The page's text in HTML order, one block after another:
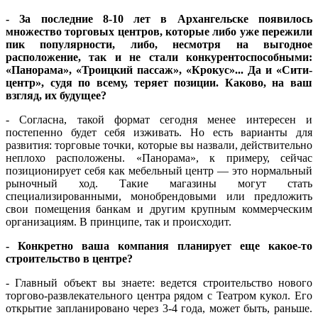
- За последние 8-10 лет в Архангельске появилось
множество торговых центров, которые либо уже пережили
пик популярности, либо, несмотря на выгодное
расположение, так и не стали конкурентоспособными:
«Панорама», «Троицкий пассаж», «Крокус»... Да и «Сити-
центр», судя по всему, теряет позиции. Каково, на ваш
взгляд, их будущее?
- Согласна, такой формат сегодня менее интересен и
постепенно будет себя изживать. Но есть варианты для
развития: торговые точки, которые вы назвали, действительно
неплохо расположены. «Панорама», к примеру, сейчас
позиционирует себя как мебельный центр — это нормальный
рыночный ход. Такие магазины могут стать
специализированными, монобрендовыми или предложить
свои помещения банкам и другим крупным коммерческим
организациям. В принципе, так и происходит.
- Конкретно ваша компания планирует еще какое-то
строительство в центре?
- Главный объект вы знаете: ведется строительство нового
торгово-развлекательного центра рядом с Театром кукол. Его
открытие запланировано через 3-4 года, может быть, раньше.